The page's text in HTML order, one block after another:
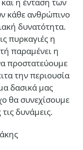
κάθε ανθρώπινο
δυνατότητα.
πυρκαγιές η
παραμένει η
προστατεύουμε
την περιουσία
δασικά μας
θα συνεχίσουμε
δυνάμεις.